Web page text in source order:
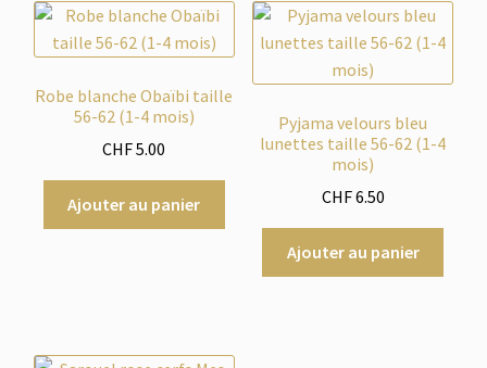
Robe blanche Obaïbi taille
56-62 (1-4 mois)
CHF5.00
Ajouter au panier
Pyjama velours bleu
lunettes taille 56-62 (1-4
mois)
CHF6.50
Ajouter au panier